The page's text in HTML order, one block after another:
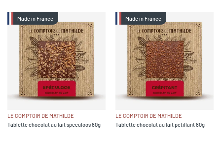
Made in France
LE COMPTOIR DE MATHILDE
Tablette chocolat au lait speculoos 80g
Made in France
LE COMPTOIR DE MATHILDE
Tablette chocolat au lait petillant 80g